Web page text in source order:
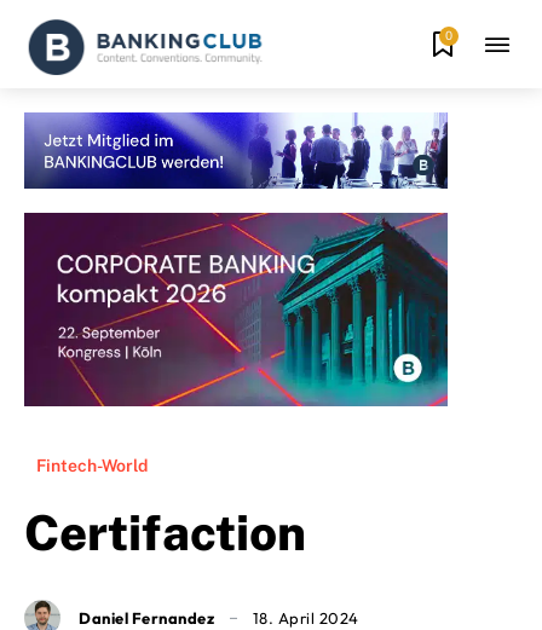
0
Fintech-World
Certifaction
Daniel Fernandez 18. April 2024